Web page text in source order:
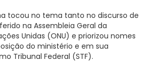
tocou no tema tanto no discurso de
na Assembleia Geral da
Unidas (ONU) e priorizou nomes
do ministério e em sua
Tribunal Federal (STF).